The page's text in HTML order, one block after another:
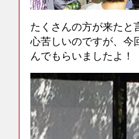
たくさんの方が来たと
心苦しいのですが、今
んでもらいましたよ！